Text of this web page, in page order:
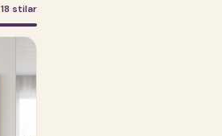
18 stilar